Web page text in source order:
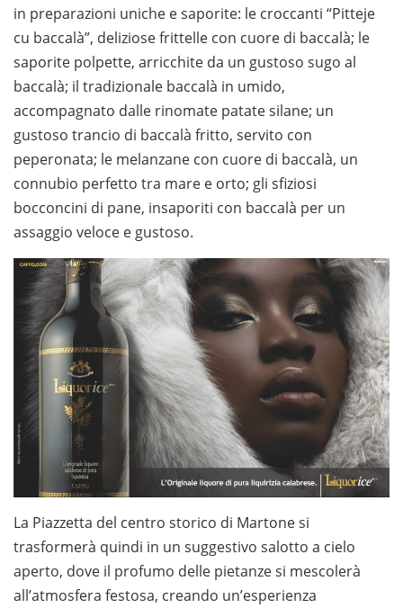
in preparazioni uniche e saporite: le croccanti “Pitteje
cu baccalà”, deliziose frittelle con cuore di baccalà; le
saporite polpette, arricchite da un gustoso sugo al
baccalà; il tradizionale baccalà in umido,
accompagnato dalle rinomate patate silane; un
gustoso trancio di baccalà fritto, servito con
peperonata; le melanzane con cuore di baccalà, un
connubio perfetto tra mare e orto; gli sfiziosi
bocconcini di pane, insaporiti con baccalà per un
assaggio veloce e gustoso.
La Piazzetta del centro storico di Martone si
trasformerà quindi in un suggestivo salotto a cielo
aperto, dove il profumo delle pietanze si mescolerà
all’atmosfera festosa, creando un’esperienza